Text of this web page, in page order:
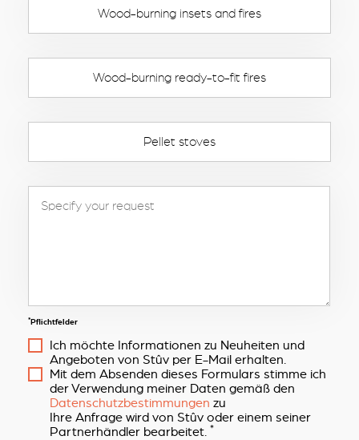
Wood-burning insets and fires
Wood-burning ready-to-fit fires
Pellet stoves
*Pflichtfelder
Ich möchte Informationen zu Neuheiten und
Angeboten von Stûv per E-Mail erhalten.
Mit dem Absenden dieses Formulars stimme ich
der Verwendung meiner Daten gemäß den
Datenschutzbestimmungen zu
Ihre Anfrage wird von Stûv oder einem seiner
Partnerhändler bearbeitet. *